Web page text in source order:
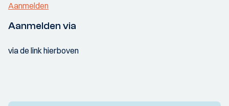
Aanmelden
Aanmelden via
via de link hierboven